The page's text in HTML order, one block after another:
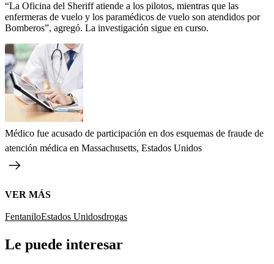
“La Oficina del Sheriff atiende a los pilotos, mientras que las
enfermeras de vuelo y los paramédicos de vuelo son atendidos por
Bomberos”, agregó. La investigación sigue en curso.
Médico fue acusado de participación en dos esquemas de fraude de
atención médica en Massachusetts, Estados Unidos
VER MÁS
FentaniloEstados Unidosdrogas
Le puede interesar